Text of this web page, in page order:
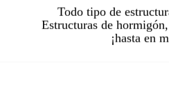
Todo tipo de
Estructuras de
¡hasta en
Sencilla y
arquitectos y